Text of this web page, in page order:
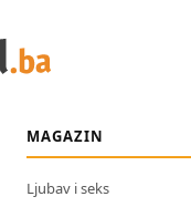
MAGAZIN
Ljubav i seks